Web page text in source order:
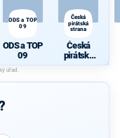
ODS a TOP
09
ODS a TOP
09
Česká
pirátská
strana
Česká
pirátská
strana